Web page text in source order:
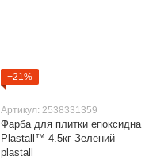
−21%
Артикул: 2538331359
Фарба для плитки епоксидна
Plastall™ 4.5кг Зелений
plastall